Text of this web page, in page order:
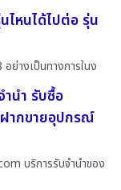
ไหนได้ไปต่อ รุ่น
ย่างเป็นทางการในง
ำนำ รับซื้อ
ากขายอุปกรณ์
บริการรับจำนำของ